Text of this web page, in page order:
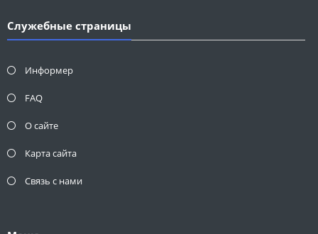
Служебные страницы
Информер
FAQ
О сайте
Карта сайта
Связь с нами